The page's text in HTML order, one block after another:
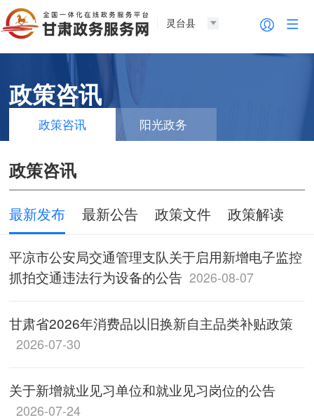
灵台县
政策咨讯
政策咨讯 阳光政务
政策咨讯
最新发布 最新公告 政策文件 政策解读
平凉市公安局交通管理支队关于启用新增电子监控
抓拍交通违法行为设备的公告 2026-08-07
甘肃省2026年消费品以旧换新自主品类补贴政策
2026-07-30
关于新增就业见习单位和就业见习岗位的公告
2026-07-24